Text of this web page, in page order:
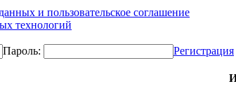
и пользовательское соглашение
технологий
Пароль: Регистрация